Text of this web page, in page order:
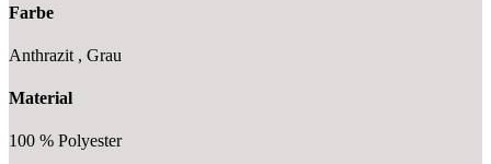
Farbe
Anthrazit , Grau
Material
100 % Polyester